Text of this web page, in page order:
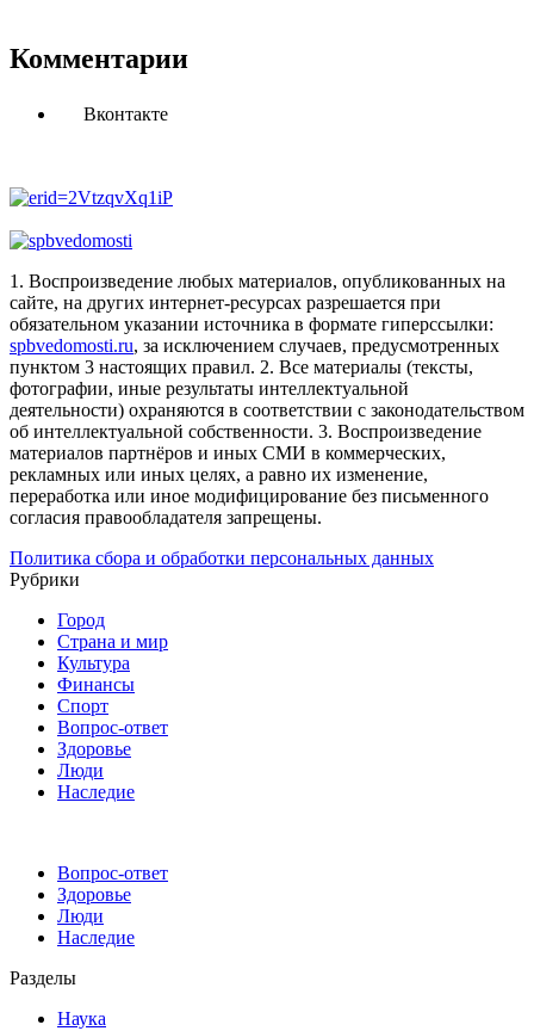
Комментарии
Вконтакте
1. Воспроизведение любых материалов, опубликованных на
сайте, на других интернет-ресурсах разрешается при
обязательном указании источника в формате гиперссылки:
spbvedomosti.ru, за исключением случаев, предусмотренных
пунктом 3 настоящих правил. 2. Все материалы (тексты,
фотографии, иные результаты интеллектуальной
деятельности) охраняются в соответствии с законодательством
об интеллектуальной собственности. 3. Воспроизведение
материалов партнёров и иных СМИ в коммерческих,
рекламных или иных целях, а равно их изменение,
переработка или иное модифицирование без письменного
согласия правообладателя запрещены.
Политика сбора и обработки персональных данных
Рубрики
Город
Страна и мир
Культура
Финансы
Спорт
Вопрос-ответ
Здоровье
Люди
Наследие
Вопрос-ответ
Здоровье
Люди
Наследие
Разделы
Наука